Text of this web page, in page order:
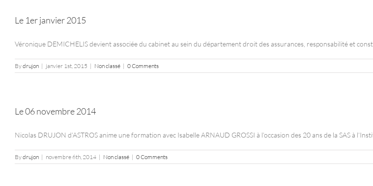
Le 1er janvier 2015
Véronique DEMICHELIS devient associée du cabinet au sein du département droit des assurances, responsabilité et
Bydrujon | janvier 1st, 2015 | Non classé | 0 Comments
Le 06 novembre 2014
Nicolas DRUJON d’ASTROS anime une formation avec Isabelle ARNAUD GROSSI à l’occasion des 20 ans de la SAS à
Bydrujon | novembre 6th, 2014 | Non classé | 0 Comments